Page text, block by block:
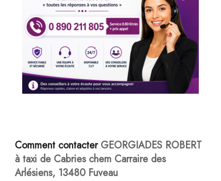
Comment contacterGEORGIADES ROBERT
à taxi de Cabries chem Carraire des
Arlésiens, 13480 Fuveau